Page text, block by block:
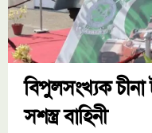
বিপুলসংখ্যক চীনা
সশস্ত্র বাহিনী